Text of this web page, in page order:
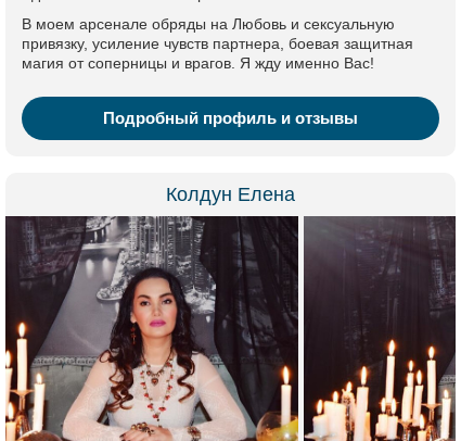
В моем арсенале обряды на Любовь и сексуальную
привязку, усиление чувств партнера, боевая защитная
магия от соперницы и врагов. Я жду именно Вас!
Подробный профиль и отзывы
Колдун Елена